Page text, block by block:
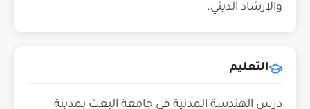
والإرشاد الديني.
التعليم
درس الهندسة المدنية في جامعة البعث بمدينة